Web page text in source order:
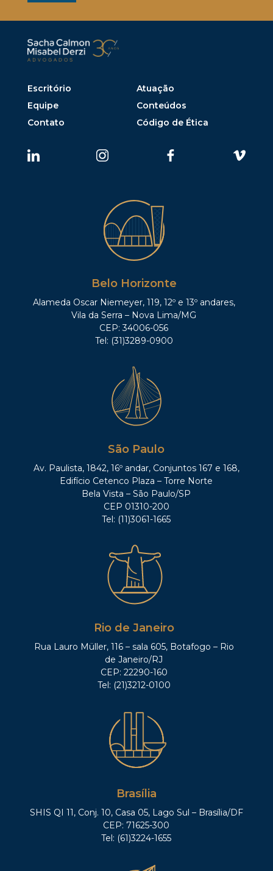
Escritório
Atuação
Equipe
Conteúdos
Contato
Código de Ética
Belo Horizonte
Alameda Oscar Niemeyer, 119, 12º e 13º andares,
Vila da Serra – Nova Lima/MG
CEP: 34006-056
Tel: (31)3289-0900
São Paulo
Av. Paulista, 1842, 16º andar, Conjuntos 167 e 168,
Edifício Cetenco Plaza – Torre Norte
Bela Vista – São Paulo/SP
CEP 01310-200
Tel: (11)3061-1665
Rio de Janeiro
Rua Lauro Müller, 116 – sala 605, Botafogo – Rio
de Janeiro/RJ
CEP: 22290-160
Tel: (21)3212-0100
Brasília
SHIS QI 11, Conj. 10, Casa 05, Lago Sul – Brasília/DF
CEP: 71625-300
Tel: (61)3224-1655